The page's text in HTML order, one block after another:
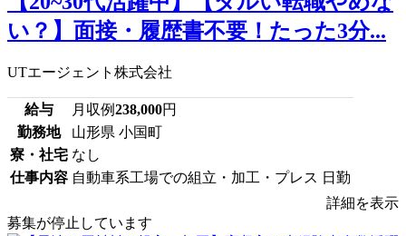
い？】面接・履歴書不要！たった3分...
UTエージェント株式会社
給与 月収例238,000円
勤務地
山形県 小国町
寮・社宅 なし
仕事内容 自動車系工場での組立・加工・プレス 日勤
詳細を表示
募集が停止しています